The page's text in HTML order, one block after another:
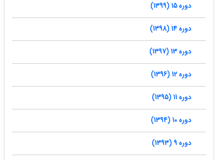
دوره 15 (1399)
دوره 14 (1398)
دوره 13 (1397)
دوره 12 (1396)
دوره 11 (1395)
دوره 10 (1394)
دوره 9 (1393)